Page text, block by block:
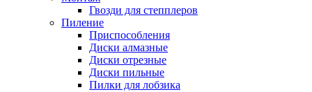
Гвозди для степплеров
Пиление
Приспособления
Диски алмазные
Диски отрезные
Диски пильные
Пилки для лобзика